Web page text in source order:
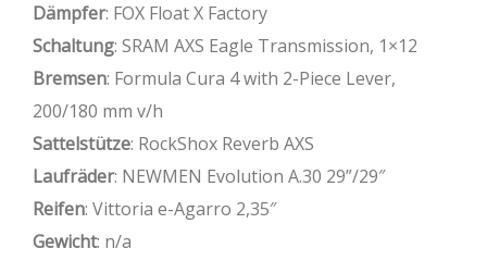
Dämpfer: FOX Float X Factory
Schaltung: SRAM AXS Eagle Transmission, 1×12
Bremsen: Formula Cura 4 with 2-Piece Lever,
200/180 mm v/h
Sattelstütze: RockShox Reverb AXS
Laufräder: NEWMEN Evolution A.30 29”/29″
Reifen: Vittoria e-Agarro 2,35″
Gewicht: n/a